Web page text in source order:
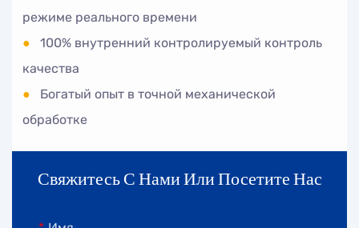
режиме реального времени
●
100% внутренний контролируемый контроль
качества
●
Богатый опыт в точной механической
обработке
Свяжитесь С Нами Или Посетите Нас